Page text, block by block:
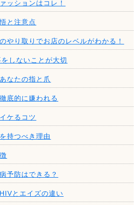
ッションはコレ！
と注意点
やり取りでお店のレベルがわかる！
しないことが大切
なたの指と爪
底的に嫌われる
ケるコツ
持つべき理由
予防はできる？
とエイズの違い